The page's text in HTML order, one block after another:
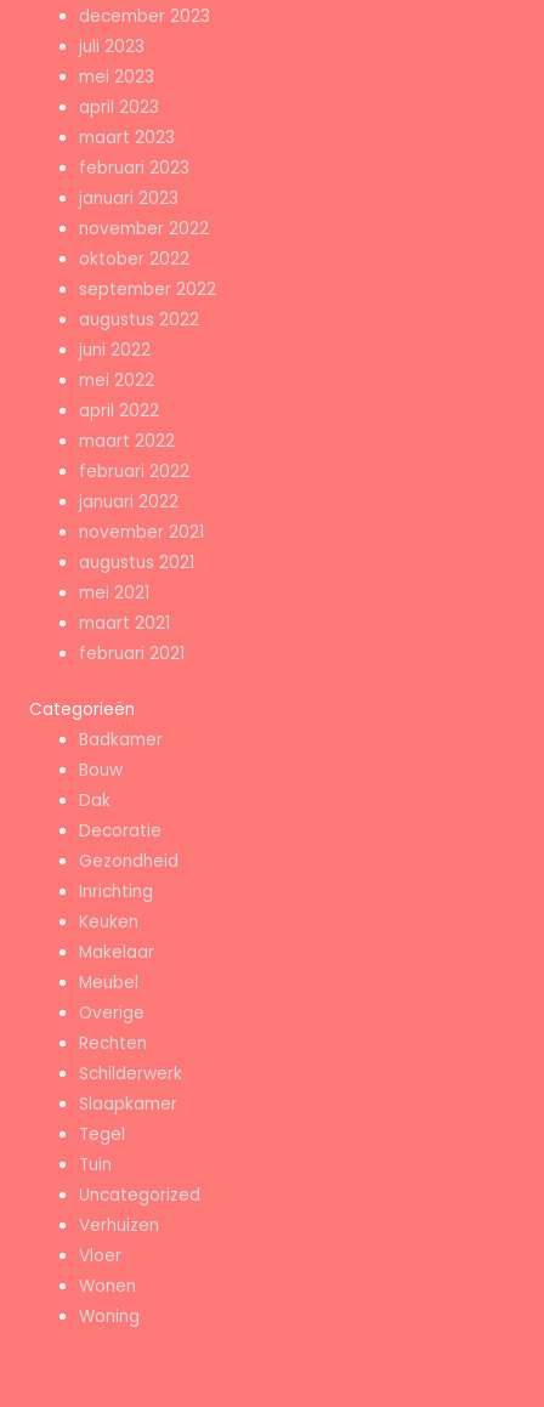
december 2023
juli 2023
mei 2023
april 2023
maart 2023
februari 2023
januari 2023
november 2022
oktober 2022
september 2022
augustus 2022
juni 2022
mei 2022
april 2022
maart 2022
februari 2022
januari 2022
november 2021
augustus 2021
mei 2021
maart 2021
februari 2021
Categorieën
Badkamer
Bouw
Dak
Decoratie
Gezondheid
Inrichting
Keuken
Makelaar
Meubel
Overige
Rechten
Schilderwerk
Slaapkamer
Tegel
Tuin
Uncategorized
Verhuizen
Vloer
Wonen
Woning